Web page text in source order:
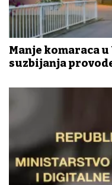
Manje komaraca
suzbijanja